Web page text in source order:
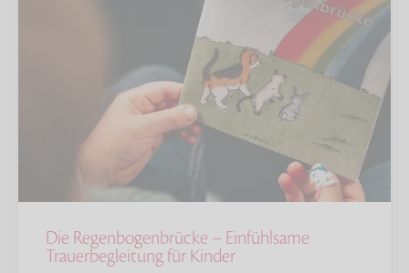
Die Regenbogenbrücke – Einfühlsame
Trauerbegleitung für Kinder